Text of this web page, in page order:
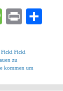
Message
Print
Ficki Ficki
zu
kommen um